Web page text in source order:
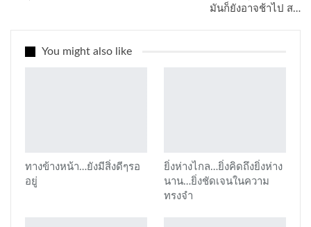
มันก็ยังอาจช้าไป ส…
You might also like
ทางข้างหน้า…ยังมีสิ่งดีๆรอ
อยู่
ยิ่งห่างไกล…ยิ่งคิดถึงยิ่งห่าง
นาน…ยิ่งชัดเจนในความ
ทรงจำ